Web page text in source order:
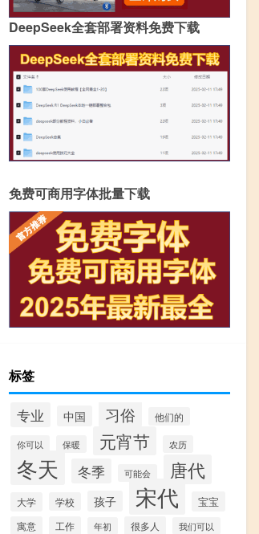
DeepSeek全套部署资料免费下载
免费可商用字体批量下载
标签
专业 中国 习俗 他们的
你可以 保暖 元宵节 农历
冬天 冬季 可能会 唐代
大学 学校 孩子 宋代 宝宝
寓意 工作 年初 很多人 我们可以